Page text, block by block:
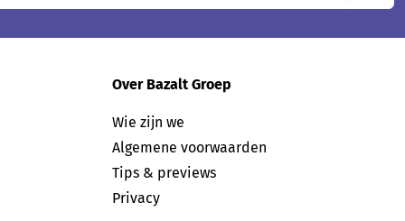
Over Bazalt Groep
Wie zijn we
Algemene voorwaarden
Tips & previews
Privacy